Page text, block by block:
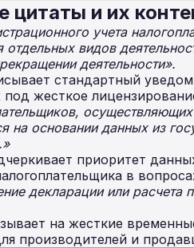
цитаты и их
учета
отдельных видов
деятельности».
стандартный
жесткое
на основании данных из
приоритет
в
декларации или расчета
на жесткие
производителей и